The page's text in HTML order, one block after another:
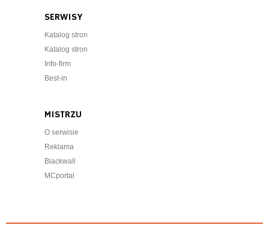
SERWISY
Katalog stron
Katalog stron
Info-firm
Best-in
MISTRZU
O serwisie
Reklama
Blackwall
MCportal